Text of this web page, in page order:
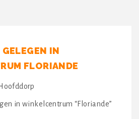
IN
FLORIANDE
in winkelcentrum “Floriande”